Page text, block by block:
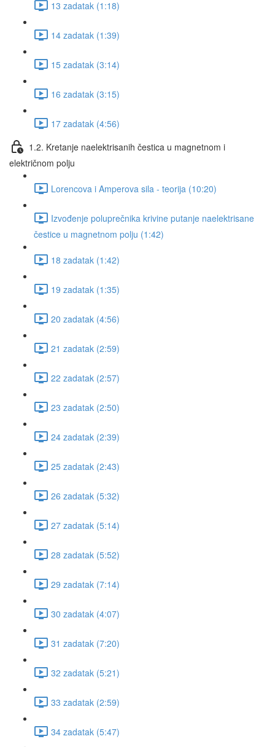
13 zadatak (1:18)
14 zadatak (1:39)
15 zadatak (3:14)
16 zadatak (3:15)
17 zadatak (4:56)
1.2. Kretanje naelektrisanih čestica u magnetnom i
električnom polju
Lorencova i Amperova sila - teorija (10:20)
Izvođenje poluprečnika krivine putanje naelektrisane
čestice u magnetnom polju (1:42)
18 zadatak (1:42)
19 zadatak (1:35)
20 zadatak (4:56)
21 zadatak (2:59)
22 zadatak (2:57)
23 zadatak (2:50)
24 zadatak (2:39)
25 zadatak (2:43)
26 zadatak (5:32)
27 zadatak (5:14)
28 zadatak (5:52)
29 zadatak (7:14)
30 zadatak (4:07)
31 zadatak (7:20)
32 zadatak (5:21)
33 zadatak (2:59)
34 zadatak (5:47)